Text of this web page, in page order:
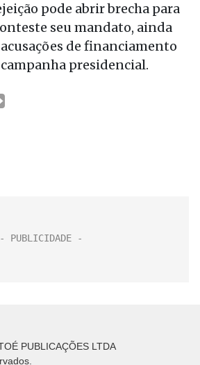
pode abrir brecha para
seu mandato, ainda
de financiamento
presidencial.
PUBLICAÇÕES LTDA